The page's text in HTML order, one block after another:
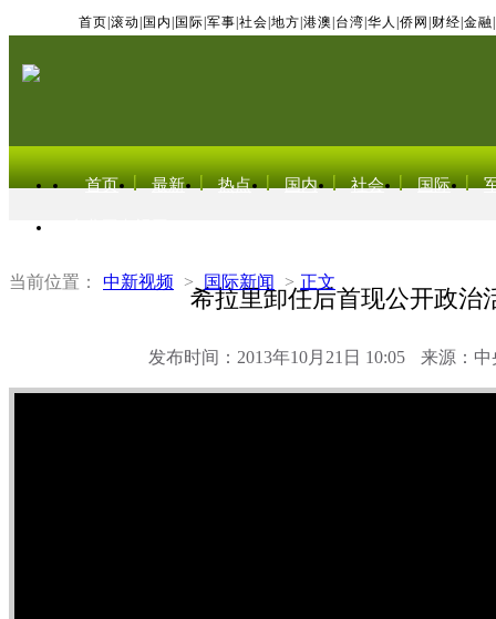
首页 滚动 国内 国际 军事 社会 地方 港澳 台湾 华人 侨网 财经 金融
首页 最新 热点 国内 社会 国际
当前位置： 中新视频 > 国际新闻 > 正文
希拉里卸任后首现公开政治
发布时间：2013年10月21日 10:05 来源：中